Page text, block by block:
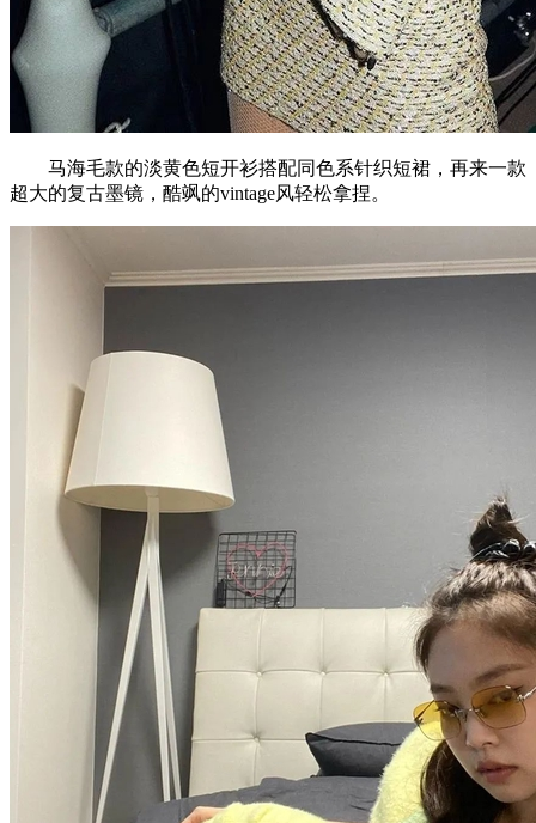
马海毛款的淡黄色短开衫搭配同色系针织短裙，再来一款
超大的复古墨镜，酷飒的vintage风轻松拿捏。